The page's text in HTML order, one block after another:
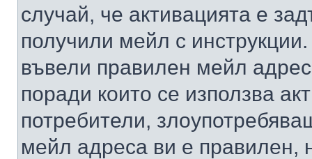
случай, че активацията е
получили мейл с
въвели правилен мейл
поради които се използва
потребители,
мейл адреса ви е правилен,